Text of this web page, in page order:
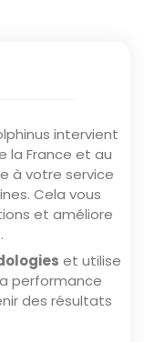
intervient
la France et au
à votre service
Cela vous
et améliore
et utilise
performance
des résultats